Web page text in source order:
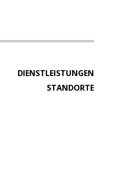
DIENSTLEISTUNGEN
STANDORTE